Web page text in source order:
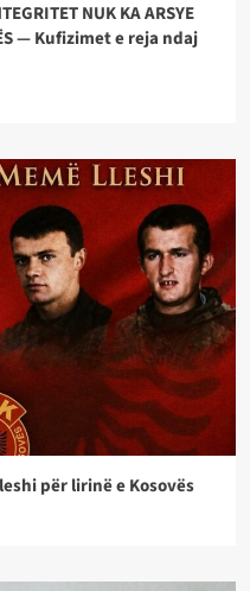
NUK KA ARSYE
— Kufizimet e reja ndaj
për lirinë e Kosovës